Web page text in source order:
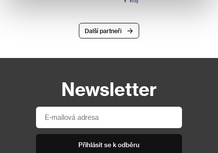
Další partneři
Newsletter
Přihlásit se k odběru